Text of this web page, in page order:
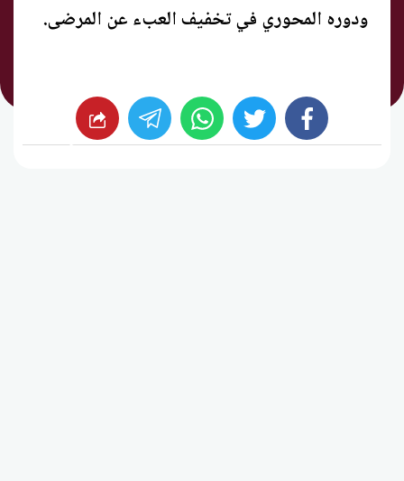
ودوره المحوري في تخفيف العبء عن المرضى.
facebook
twitter
whats شارك